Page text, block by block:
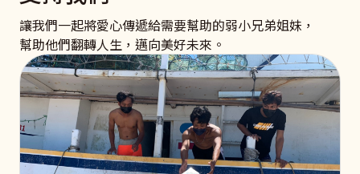
讓我們一起將愛心傳遞給需要幫助的弱小兄弟姐妹，
幫助他們翻轉人生，邁向美好未來。